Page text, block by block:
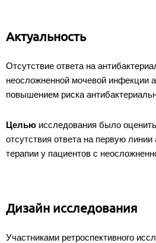
Актуальность
Отсутствие ответа на
неосложненной мочевой инфекции
повышением риска
Целью исследования было
отсутствия ответа на первую линии
терапии у пациентов с
Дизайн исследования
Участниками ретроспективного